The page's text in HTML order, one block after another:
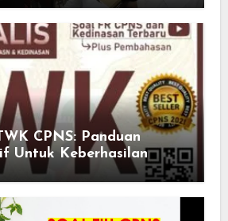
CPNS: Panduan
Untuk Keberhasilan